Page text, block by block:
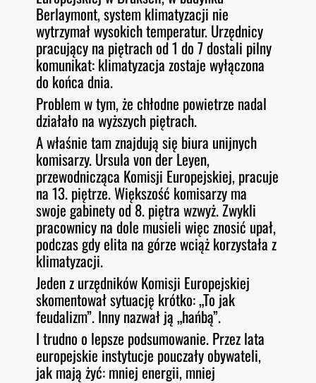
Berlaymont, system klimatyzacji nie
wytrzymał wysokich temperatur. Urzędnicy
pracujący na piętrach od 1 do 7 dostali pilny
komunikat: klimatyzacja zostaje wyłączona
do końca dnia.
Problem w tym, że chłodne powietrze nadal
działało na wyższych piętrach.
A właśnie tam znajdują się biura unijnych
komisarzy. Ursula von der Leyen,
przewodnicząca Komisji Europejskiej, pracuje
na 13. piętrze. Większość komisarzy ma
swoje gabinety od 8. piętra wzwyż. Zwykli
pracownicy na dole musieli więc znosić upał,
podczas gdy elita na górze wciąż korzystała z
klimatyzacji.
Jeden z urzędników Komisji Europejskiej
skomentował sytuację krótko: „To jak
feudalizm”. Inny nazwał ją „hańbą”.
I trudno o lepsze podsumowanie. Przez lata
europejskie instytucje pouczały obywateli,
jak mają żyć: mniej energii, mniej